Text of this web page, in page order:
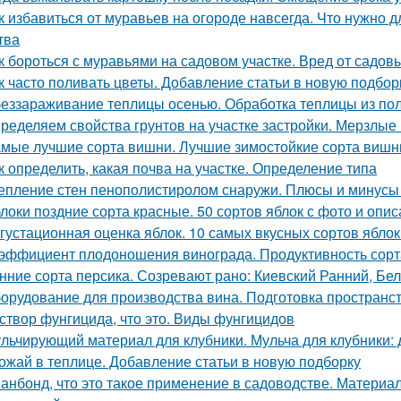
избавиться от муравьев на огороде навсегда. Что
бороться с муравьями на садовом участке. Вред от
часто поливать цветы. Добавление статьи в новую
теплицы осенью. Обработка теплицы из
свойства грунтов на участке застройки.
лучшие сорта вишни. Лучшие зимостойкие сорта
определить, какая почва на участке. Определение типа
стен пенополистиролом снаружи. Плюсы и
поздние сорта красные. 50 сортов яблок с фото и
оценка яблок. 10 самых вкусных сортов
плодоношения винограда. Продуктивность
сорта персика. Созревают рано: Киевский Ранний,
для производства вина. Подготовка
фунгицида, что это. Виды фунгицидов
материал для клубники. Мульча для клубники:
в теплице. Добавление статьи в новую подборку
что это такое применение в садоводстве.